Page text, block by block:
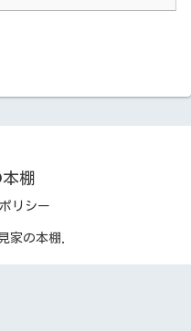
棚
リシー
家の本棚.